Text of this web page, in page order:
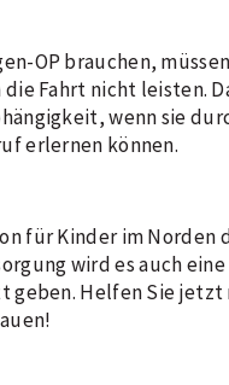
OP brauchen,
Fahrt nicht leisten.
wenn sie
erlernen können.
für Kinder im Norden
wird es auch eine
geben. Helfen Sie